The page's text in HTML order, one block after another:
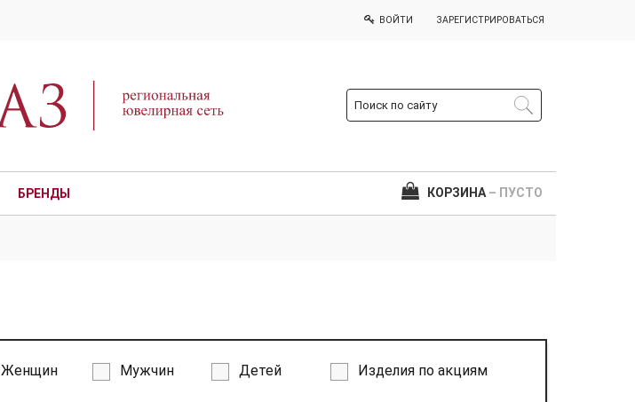
ВОЙТИ ЗАРЕГИСТРИРОВАТЬСЯ
БРЕНДЫ КОРЗИНА – ПУСТО
Женщин Мужчин Детей Изделия по акциям